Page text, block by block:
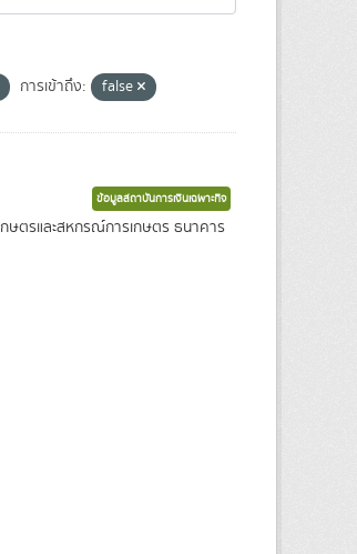
การเข้าถึง: false
ข้อมูลสถาบันการเงินเฉพาะกิจ
ษตรและสหกรณ์การเกษตร ธนาคาร